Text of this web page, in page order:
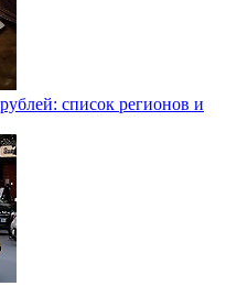
список регионов и